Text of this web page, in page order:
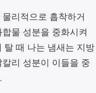
리적으로 흡착하거
물 성분을 중화시켜
탈 때 나는 냄새는 지방
리 성분이 이들을 중